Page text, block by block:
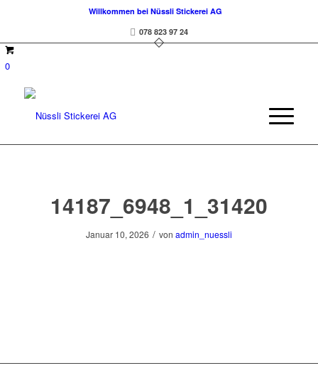
Willkommen bei Nüssli Stickerei AG
078 823 97 24
0
14187_6948_1_31420
Januar 10, 2026 / von admin_nuessli